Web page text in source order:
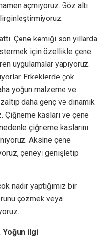
açmıyoruz. Göz altı
Çene kemiği son yıllarda
için özellikle çene
uygulamalar yapıyoruz.
Erkeklerde çok
yoğun malzeme ve
daha genç ve dinamik
Çiğneme kasları ve çene
çiğneme kaslarını
Aksine çene
çeneyi genişletip
nadir yaptığımız bir
çözmek veya
Yoğun ilgi